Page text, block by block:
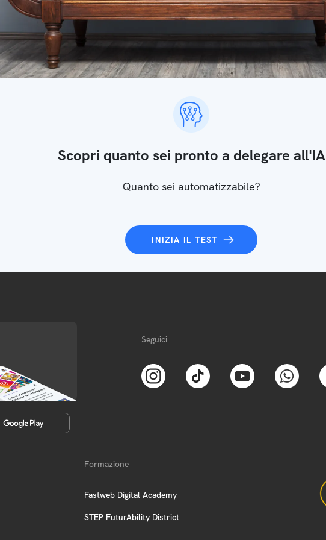
Scopri quanto sei pronto a delegare all'IA
Quanto sei automatizzabile?
INIZIA IL TEST
Seguici
Formazione
Fastweb Digital Academy
STEP FuturAbility District